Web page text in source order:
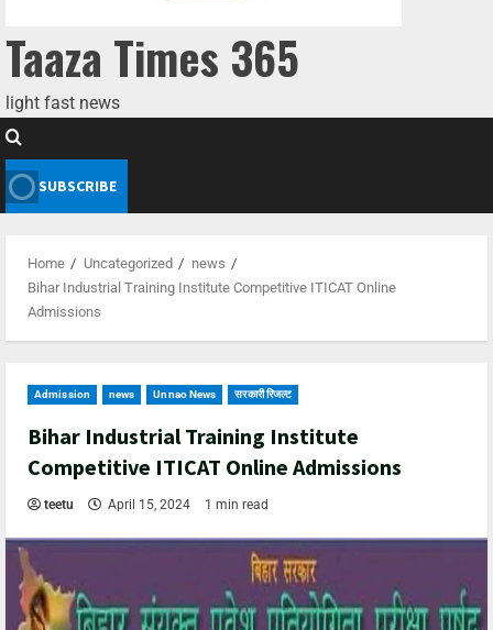
Taaza Times 365
light fast news
SUBSCRIBE
Home Uncategorized
news
Bihar Industrial Training Institute Competitive ITICAT Online
Admissions
Admission news Unnao News सरकारी रिजल्ट
Bihar Industrial Training Institute
Competitive ITICAT Online Admissions
teetu April 15, 2024 1 min read